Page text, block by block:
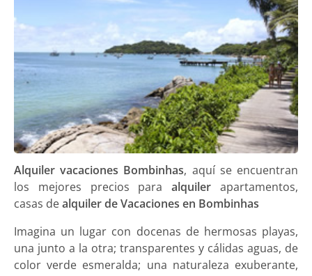
Alquiler vacaciones Bombinhas, aquí se encuentran
los mejores precios paraalquiler apartamentos,
casas dealquiler de Vacaciones en Bombinhas
Imagina un lugar con docenas de hermosas playas,
una junto a la otra; transparentes y cálidas aguas, de
color verde esmeralda; una naturaleza exuberante,